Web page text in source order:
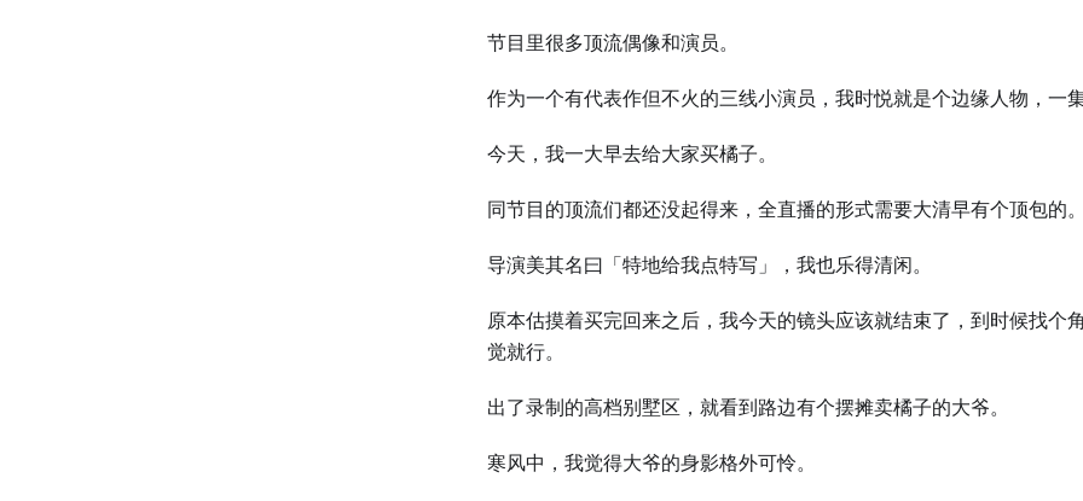
节目里很多顶流偶像和演员。
作为一个有代表作但不火的三线小演员，我时悦就是个边缘人物，一
今天，我一大早去给大家买橘子。
同节目的顶流们都还没起得来，全直播的形式需要大清早有个顶包的
导演美其名曰「特地给我点特写」，我也乐得清闲。
原本估摸着买完回来之后，我今天的镜头应该就结束了，到时候找个
觉就行。
出了录制的高档别墅区，就看到路边有个摆摊卖橘子的大爷。
寒风中，我觉得大爷的身影格外可怜。